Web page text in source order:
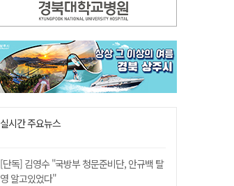
실시간 주요뉴스
[단독] 김영수 "국방부 청문준비단, 안규백 탈
영 알고있었다"